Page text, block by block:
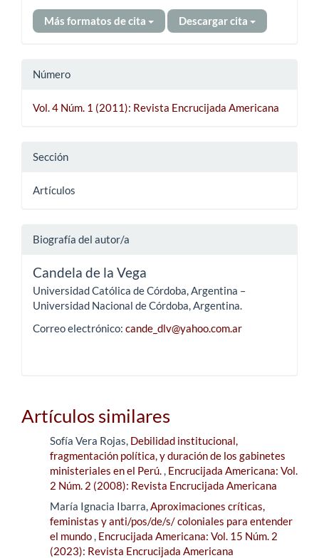
Más formatos de cita Descargar cita
Número
Vol. 4 Núm. 1 (2011): Revista Encrucijada Americana
Sección
Artículos
Biografía del autor/a
Candela de la Vega
Universidad Católica de Córdoba, Argentina –
Universidad Nacional de Córdoba, Argentina.
Correo electrónico: cande_dlv@yahoo.com.ar
Artículos similares
Sofía Vera Rojas, Debilidad institucional,
fragmentación política, y duración de los gabinetes
ministeriales en el Perú., Encrucijada Americana: Vol.
2 Núm. 2 (2008): Revista Encrucijada Americana
María Ignacia Ibarra,Aproximaciones críticas,
feministas y anti/pos/de/s/ coloniales para entender
el mundo, Encrucijada Americana: Vol. 15 Núm. 2
(2023): Revista Encrucijada Americana